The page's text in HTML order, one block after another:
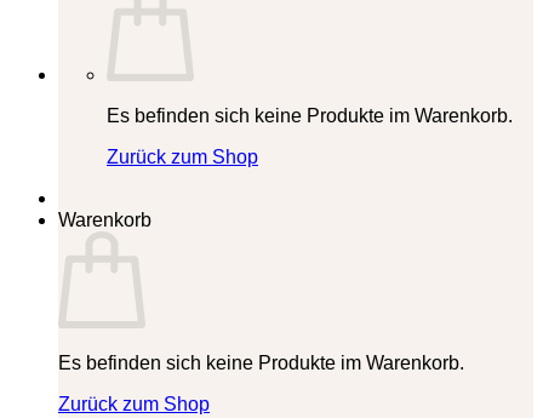
Es befinden sich keine Produkte im Warenkorb.
Zurück zum Shop
Warenkorb
Es befinden sich keine Produkte im Warenkorb.
Zurück zum Shop